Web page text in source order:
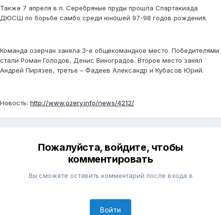
Также 7 апреля в п. Серебряные пруды прошла Спартакиада
ДЮСШ по борьбе самбо среди юношей 97-98 годов рождения.
Команда озерчан заняла 3-е общекомандное место. Победителями
стали Роман Голодов, Денис Виноградов. Второе место занял
Андрей Пирязев, третье – Фадеев Александр и Кубасов Юрий.
Новость: http://www.ozery.info/news/4212/
Пожалуйста, войдите, чтобы
комментировать
Вы сможете оставить комментарий после входа в
Войти